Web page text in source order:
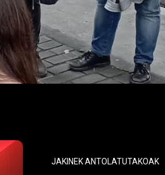
JAKINEK ANTOLATUTAKOAK